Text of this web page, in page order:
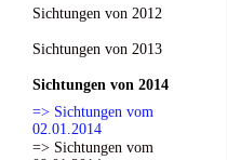
Sichtungen von 2012
Sichtungen von 2013
Sichtungen von 2014
=> Sichtungen vom
02.01.2014
=> Sichtungen vom